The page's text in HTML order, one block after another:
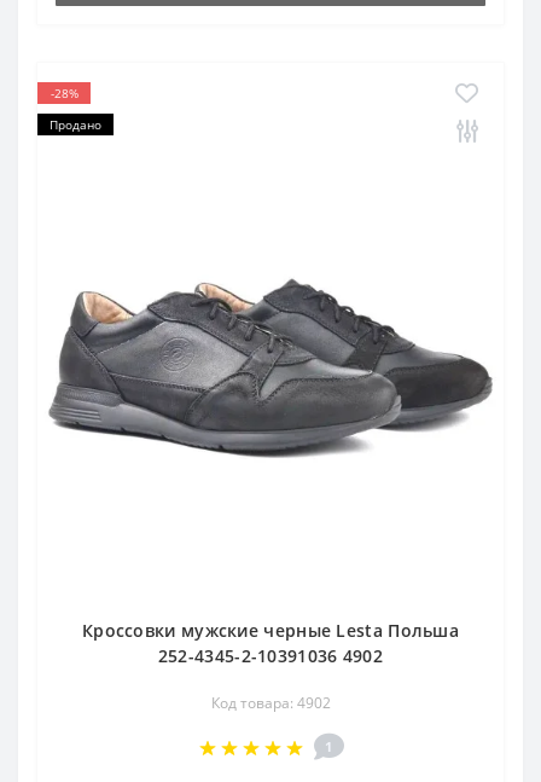
-28%
Продано
Кроссовки мужские черные Lesta Польша
252-4345-2-10391036 4902
Код товара: 4902
1